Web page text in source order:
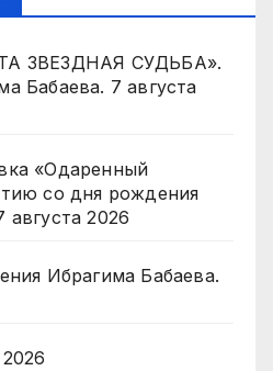
ЗВЕЗДНАЯ СУДЬБА».
Бабаева. 7 августа
«Одаренный
со дня рождения
августа 2026
Ибрагима Бабаева.